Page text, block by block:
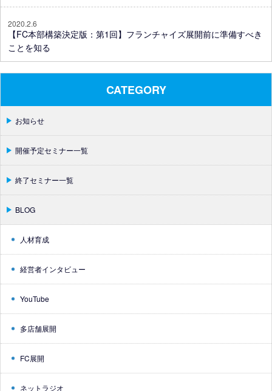
2020.2.6
【FC本部構築決定版：第1回】フランチャイズ展開前に準備すべき
ことを知る
CATEGORY
お知らせ
開催予定セミナー一覧
終了セミナー一覧
BLOG
人材育成
経営者インタビュー
YouTube
多店舗展開
FC展開
ネットラジオ